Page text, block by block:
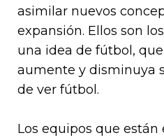
asimilar nuevos
expansión. Ellos son
una idea de fútbol,
aumente y disminuya
de ver fútbol.
Los equipos que están